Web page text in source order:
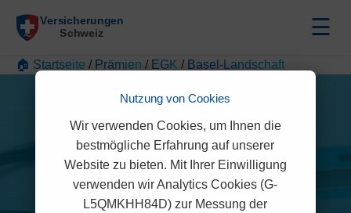
☰
🏠 Startseite / Prämien / EGK / Basel-Landschaft
Nutzung von Cookies
Wir verwenden Cookies, um Ihnen die
bestmögliche Erfahrung auf unserer
Website zu bieten. Mit Ihrer Einwilligung
verwenden wir Analytics Cookies (G-
L5QMKHH84D) zur Messung der